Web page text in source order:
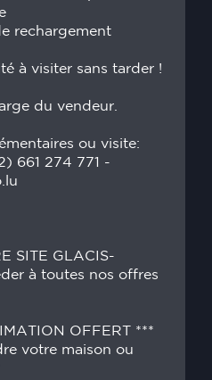
rechargement
à visiter sans tarder !
du vendeur.
ou visite:
661 274 771 -
SITE GLACIS-
à toutes nos offres
OFFERT ***
votre maison ou